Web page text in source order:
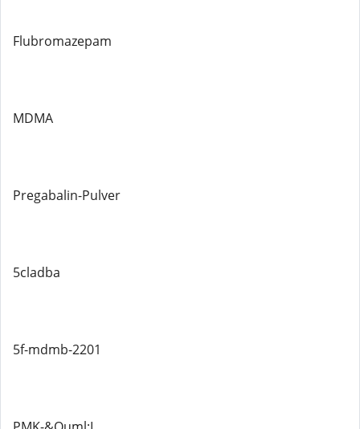
Flubromazepam
MDMA
Pregabalin-Pulver
5cladba
5f-mdmb-2201